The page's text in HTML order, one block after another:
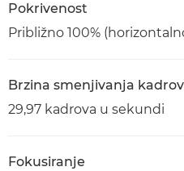
Pokrivenost
Približno 100%
Brzina smenjivanja
29,97 kadrova u sekundi
Fokusiranje